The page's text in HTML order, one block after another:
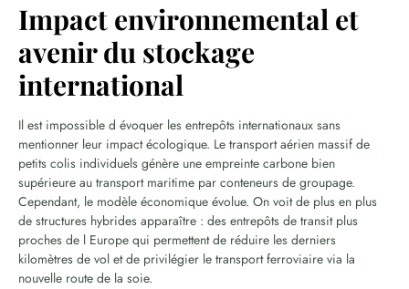
Impact environnemental et
avenir du stockage
international
Il est impossible d évoquer les entrepôts internationaux sans
mentionner leur impact écologique. Le transport aérien massif de
petits colis individuels génère une empreinte carbone bien
supérieure au transport maritime par conteneurs de groupage.
Cependant, le modèle économique évolue. On voit de plus en plus
de structures hybrides apparaître : des entrepôts de transit plus
proches de l Europe qui permettent de réduire les derniers
kilomètres de vol et de privilégier le transport ferroviaire via la
nouvelle route de la soie.